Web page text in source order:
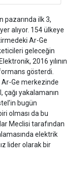
pazarında ilk 3,
alıyor. 154 ülkeye
Ar-Ge
geleceğin
2016 yılının
gösterdi.
Ar-Ge merkezinde
yakalamanın
bugün
olması da bu
Meclisi tarafından
elektrik
lider olarak bir